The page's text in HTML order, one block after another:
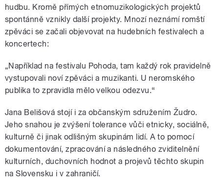
hudbu. Kromě přímých etnomuzikologických projektů
spontánně vznikly další projekty. Mnozí neznámí romští
zpěváci se začali objevovat na hudebních festivalech a
koncertech:
„Například na festivalu Pohoda, tam každý rok pravidelně
vystupovali noví zpěváci a muzikanti. U neromského
publika to zpravidla mělo velkou odezvu.“
Jana Belišová stojí i za občanským sdružením Žudro.
Jeho snahou je zvýšení tolerance vůči etnicky, sociálně,
kulturně či jinak odlišným skupinám lidí. A to pomocí
dokumentování, zpracování a následného zviditelnění
kulturních, duchovních hodnot a projevů těchto skupin
na Slovensku i v zahraničí.